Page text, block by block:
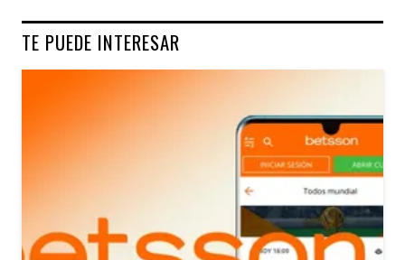
TE PUEDE INTERESAR